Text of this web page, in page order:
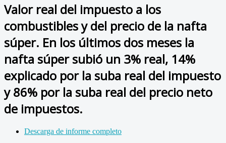
Valor real del impuesto a los
combustibles y del precio de la nafta
súper. En los últimos dos meses la
nafta súper subió un 3% real, 14%
explicado por la suba real del impuesto
y 86% por la suba real del precio neto
de impuestos.
Descarga de informe completo